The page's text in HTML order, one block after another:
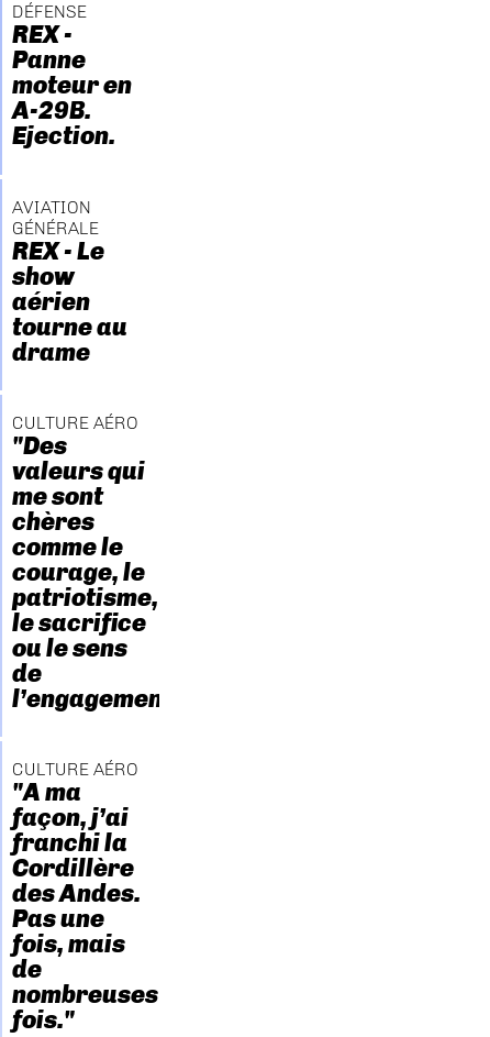
DÉFENSE
REX -
Panne
moteur en
A-29B.
Ejection.
AVIATION
GÉNÉRALE
REX - Le
show
aérien
tourne au
drame
CULTURE AÉRO
"Des
valeurs qui
me sont
chères
comme le
courage, le
patriotisme,
le sacrifice
ou le sens
de
l’engagement."
CULTURE AÉRO
"A ma
façon, j’ai
franchi la
Cordillère
des Andes.
Pas une
fois, mais
de
nombreuses
fois."